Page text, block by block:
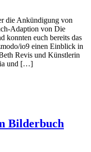
die Ankündigung von
Adaption von Die
konnten euch bereits das
io9 einen Einblick in
Revis und Künstlerin
und […]
Bilderbuch